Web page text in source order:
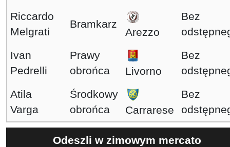
Riccardo
Melgrati
Bramkarz
Arezzo
Bez
Ivan
Pedrelli
Prawy
obrońca
Livorno
Bez
Atila
Varga
Środkowy
obrońca
Carrarese
Bez
Odeszli w zimowym mercato